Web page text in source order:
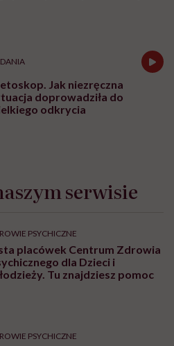
Jak niezręczna
doprowadziła do
odkrycia
serwisie
PSYCHICZNE
placówek Centrum Zdrowia
dla Dzieci i
Tu znajdziesz pomoc
PSYCHICZNE